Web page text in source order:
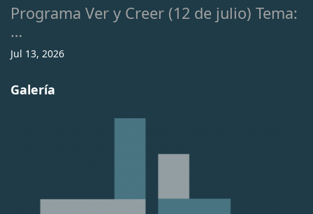
Programa Ver y Creer (12 de julio) Tema:
…
Jul 13, 2026
Galería